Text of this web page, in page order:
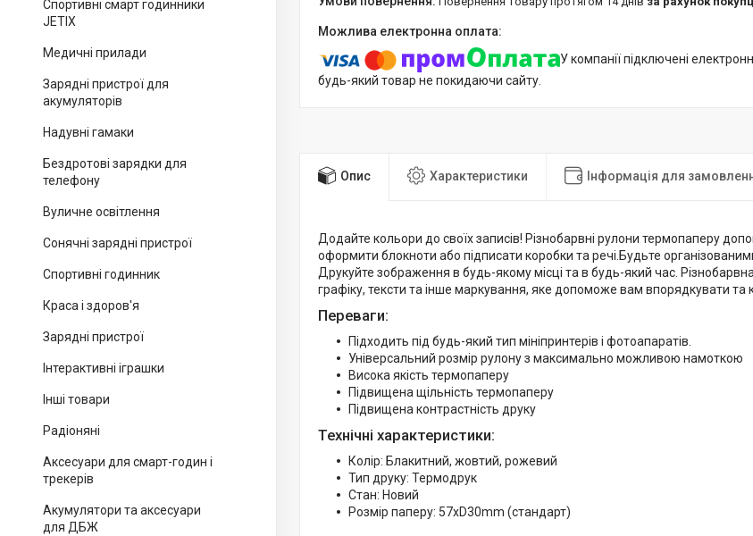
Спортивні смарт годинники
JETIX
Медичні прилади
Зарядні пристрої для
акумуляторів
Надувні гамаки
Бездротові зарядки для
телефону
Вуличне освітлення
Сонячні зарядні пристрої
Спортивні годинник
Краса і здоров'я
Зарядні пристрої
Інтерактивні іграшки
Інші товари
Радіоняні
Аксесуари для смарт-годин і
трекерів
Акумулятори та аксесуари
для ДБЖ
У компанії підключені
будь-який товар не покидаючи сайту.
Опис Характеристики Інформація для
Додайте кольори до своїх записів! Різнобарвні рулони термопаперу
оформити блокноти або підписати коробки та речі.Будьте
Друкуйте зображення в будь-якому місці та в будь-який час.
графіку, тексти та інше маркування, яке допоможе вам впорядкувати та
Переваги:
Підходить під будь-який тип мініпринтерів і фотоапаратів.
Універсальний розмір рулону з максимально можливою намоткою
Висока якість термопаперу
Підвищена щільність термопаперу
Підвищена контрастність друку
Технічні характеристики:
Колір: Блакитний, жовтий, рожевий
Тип друку: Термодрук
Стан: Новий
Розмір паперу: 57xD30mm (стандарт)